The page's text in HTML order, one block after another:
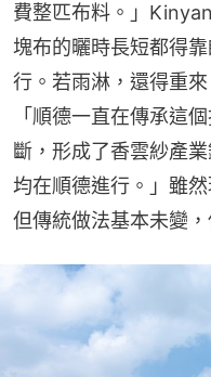
費整匹布料。」
塊布的曬時長短都得
行。若雨淋，還得重
「順德一直在傳承這
斷，形成了香雲紗產
均在順德進行。」雖
但傳統做法基本未變